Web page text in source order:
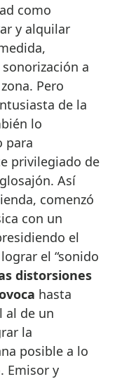
como
y alquilar
a
Pero
de la
lo
para
privilegiado de
Así
comenzó
con un
el
el “sonido
distorsiones
hasta
al de un
la
posible a lo
Emisor y